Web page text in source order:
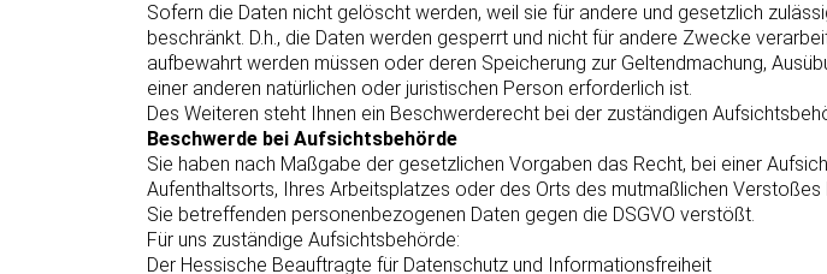
Sofern die Daten nicht gelöscht werden, weil sie für andere und gesetzlich
beschränkt. D.h., die Daten werden gesperrt und nicht für andere Zwecke
aufbewahrt werden müssen oder deren Speicherung zur Geltendmachung,
einer anderen natürlichen oder juristischen Person erforderlich ist.
Des Weiteren steht Ihnen ein Beschwerderecht bei der zuständigen
Beschwerde bei Aufsichtsbehörde
Sie haben nach Maßgabe der gesetzlichen Vorgaben das Recht, bei einer
Aufenthaltsorts, Ihres Arbeitsplatzes oder des Orts des mutmaßlichen
Sie betreffenden personenbezogenen Daten gegen die DSGVO verstößt.
Für uns zuständige Aufsichtsbehörde:
Der Hessische Beauftragte für Datenschutz und Informationsfreiheit